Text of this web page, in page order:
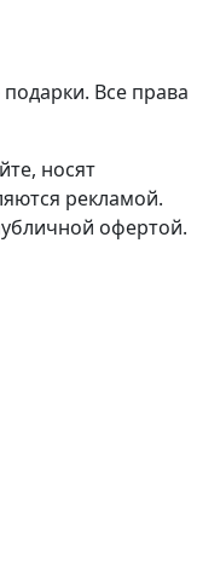
Все права
носят
рекламой.
офертой.